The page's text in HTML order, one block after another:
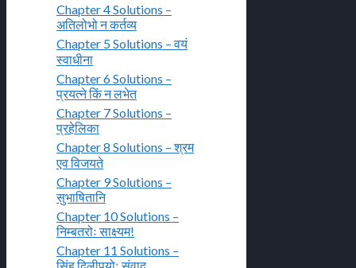
Chapter 4 Solutions –
अतिलोभो न कर्तव्य
Chapter 5 Solutions – वयं
स्वाधीना
Chapter 6 Solutions –
प्रयत्ने किं न लभेत
Chapter 7 Solutions –
प्रहेलिका
Chapter 8 Solutions – श्रम
एव विजयते
Chapter 9 Solutions –
सुभाषितानि
Chapter 10 Solutions –
निम्बतरोः साक्ष्यम!
Chapter 11 Solutions –